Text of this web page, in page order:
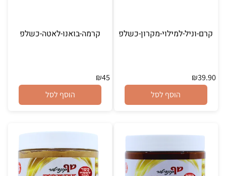
קרם-וניל-למילוי-מקרון-כשלפ
₪39.90
הוסף לסל
קרמה-בואנו-לאטה-כשלפ
₪45
הוסף לסל